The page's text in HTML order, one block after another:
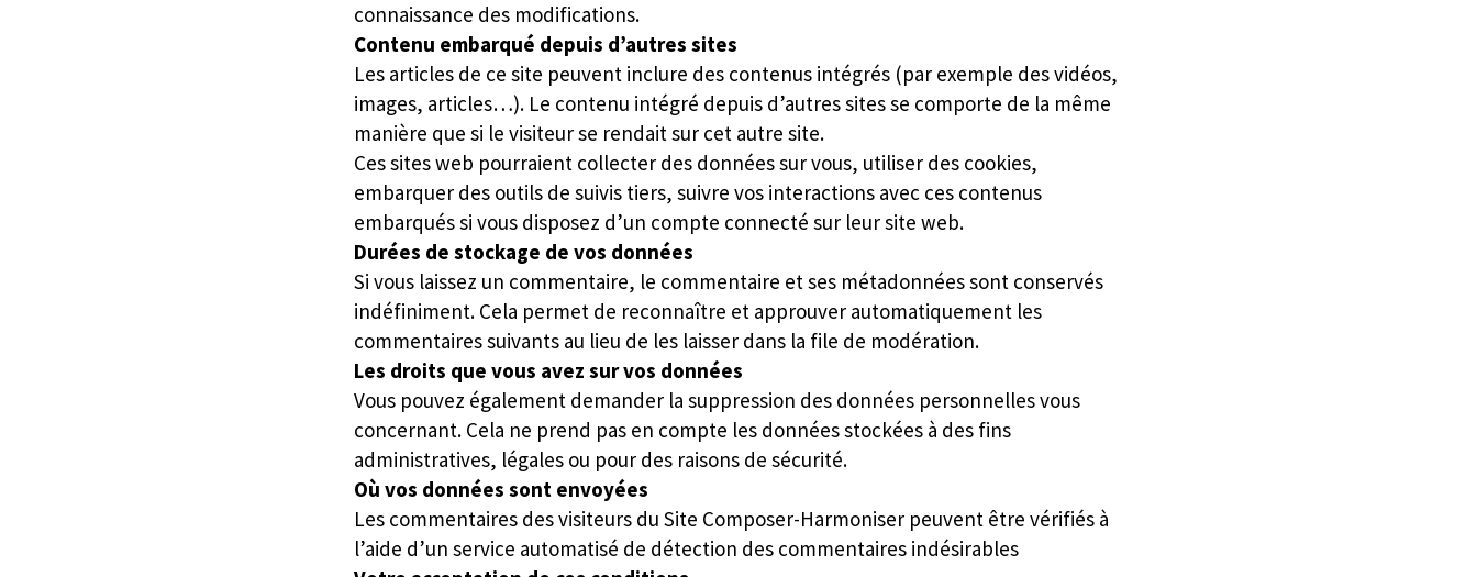
connaissance des modifications.
Contenu embarqué depuis d’autres sites
Les articles de ce site peuvent inclure des contenus intégrés (par exemple des vidéos,
images, articles…). Le contenu intégré depuis d’autres sites se comporte de la même
manière que si le visiteur se rendait sur cet autre site.
Ces sites web pourraient collecter des données sur vous, utiliser des cookies,
embarquer des outils de suivis tiers, suivre vos interactions avec ces contenus
embarqués si vous disposez d’un compte connecté sur leur site web.
Durées de stockage de vos données
Si vous laissez un commentaire, le commentaire et ses métadonnées sont conservés
indéfiniment. Cela permet de reconnaître et approuver automatiquement les
commentaires suivants au lieu de les laisser dans la file de modération.
Les droits que vous avez sur vos données
Vous pouvez également demander la suppression des données personnelles vous
concernant. Cela ne prend pas en compte les données stockées à des fins
administratives, légales ou pour des raisons de sécurité.
Où vos données sont envoyées
Les commentaires des visiteurs du Site Composer-Harmoniser peuvent être vérifiés à
l’aide d’un service automatisé de détection des commentaires indésirables